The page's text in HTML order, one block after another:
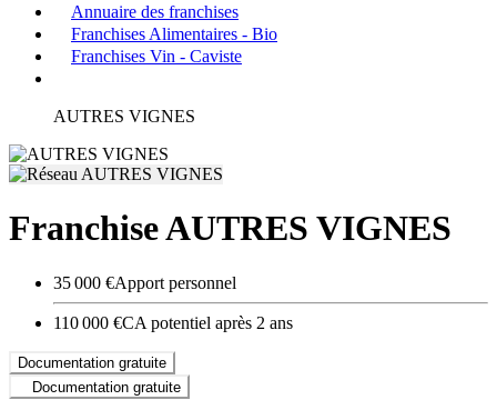
Annuaire des franchises
Franchises Alimentaires - Bio
Franchises Vin - Caviste
AUTRES VIGNES
Franchise AUTRES VIGNES
35 000 €Apport personnel
110 000 €CA potentiel après 2 ans
Documentation gratuite
Documentation gratuite